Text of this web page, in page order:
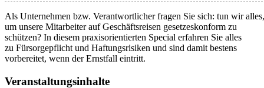
Als Unternehmen bzw. Verantwortlicher fragen Sie sich: tun wir alles,
um unsere Mitarbeiter auf Geschäftsreisen gesetzeskonform zu
schützen? In diesem praxisorientierten Special erfahren Sie alles
zu Fürsorgepflicht und Haftungsrisiken und sind damit bestens
vorbereitet, wenn der Ernstfall eintritt.
Veranstaltungsinhalte